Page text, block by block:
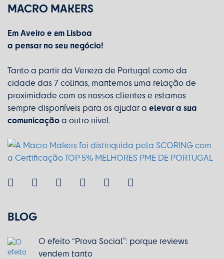
MACRO MAKERS
Em Aveiro e em Lisboa
a pensar no seu negócio!
Tanto a partir da Veneza de Portugal como da
cidade das 7 colinas, mantemos uma relação de
proximidade com os nossos clientes e estamos
sempre disponíveis para os ajudar a elevar a sua
comunicaçãoa outro nível.
BLOG
O efeito “Prova Social”: porque reviews
vendem tanto